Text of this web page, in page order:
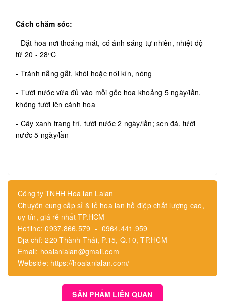
Cách chăm sóc:
- Đặt hoa nơi thoáng mát, có ánh sáng tự nhiên, nhiệt độ
từ 20 - 28oC
- Tránh nắng gắt, khói hoặc nơi kín, nóng
- Tưới nước vừa đủ vào mỗi gốc hoa khoảng 5 ngày/lần,
không tưới lên cánh hoa
- Cây xanh trang trí, tưới nước 2 ngày/lần; sen đá, tưới
nước 5 ngày/lần
Công ty TNHH Hoa lan Lalan
Chuyên cung cấp sỉ & lẻ hoa lan hồ điệp chất lượng cao,
uy tín, giá rẻ nhất TP.HCM
Hotline: 0937.866.579 - 0964.441.959
Địa chỉ: 220 Thành Thái, P.15, Q.10, TP.HCM
Email: hoalanlalan@gmail.com
Webside: https://hoalanlalan.com/
SẢN PHẨM LIÊN QUAN